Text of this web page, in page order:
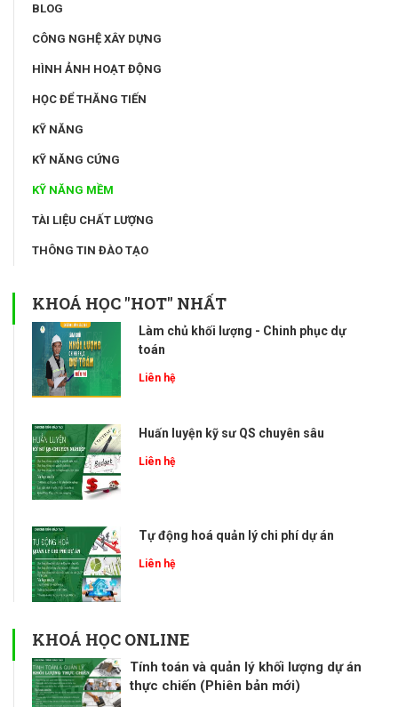
BLOG
CÔNG NGHỆ XÂY DỰNG
HÌNH ẢNH HOẠT ĐỘNG
HỌC ĐỂ THĂNG TIẾN
KỸ NĂNG
KỸ NĂNG CỨNG
KỸ NĂNG MỀM
TÀI LIỆU CHẤT LƯỢNG
THÔNG TIN ĐÀO TẠO
KHOÁ HỌC "HOT" NHẤT
Làm chủ khối lượng - Chinh phục dự
toán
Liên hệ
Huấn luyện kỹ sư QS chuyên sâu
Liên hệ
Tự động hoá quản lý chi phí dự án
Liên hệ
KHOÁ HỌC ONLINE
Tính toán và quản lý khối lượng dự án
thực chiến (Phiên bản mới)